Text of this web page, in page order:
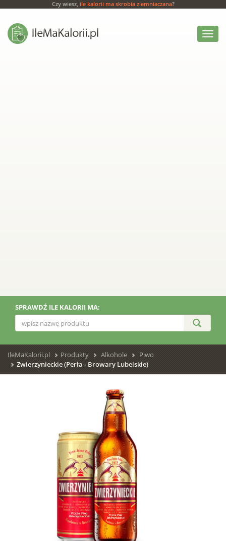
Czy wiesz, ile kalorii ma skrobia ziemniaczana?
Włącz
menu
SPRAWDŹ ILE KALORII MA:
IleMaKalorii.pl Produkty Alkohole
Piwo
Zwierzynieckie (Perła - Browary Lubelskie)